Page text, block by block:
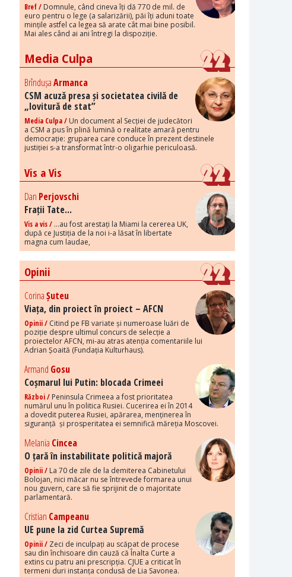
Bref / Domnule, când cineva îți dă 770 de mil. de
euro pentru o lege (a salarizării), păi îți aduni toate
mințile astfel ca legea să arate cât mai bine posibil.
Mai ales când ai ani întregi la dispoziție.
Media Culpa
BrîndușaArmanca
CSM acuză presa și societatea civilă de
„lovitură de stat”
Media Culpa / Un document al Secției de judecători
a CSM a pus în plină lumină o realitate amară pentru
democrație: gruparea care conduce în prezent destinele
justiției s-a transformat într-o oligarhie periculoasă.
Vis a Vis
Dan Perjovschi
Frații Tate...
Vis a vis / ...au fost arestați la Miami la cererea UK,
după ce Justiția de la noi i-a lăsat în libertate
magna cum laudae,
Opinii
CorinaȘuteu
Viața, din proiect în proiect – AFCN
Opinii / Citind pe FB variate și numeroase luări de
poziție despre ultimul concurs de selecție a
proiectelor AFCN, mi-au atras atenția comentariile lui
Adrian Șoaită (Fundația Kulturhaus).
Armand Gosu
Coșmarul lui Putin: blocada Crimeei
Război / Peninsula Crimeea a fost prioritatea
numărul unu în politica Rusiei. Cucerirea ei în 2014
a dovedit puterea Rusiei, apărarea, menținerea în
siguranță și prosperitatea ei semnifică măreția Moscovei.
Melania Cincea
O țară în instabilitate politică majoră
Opinii / La 70 de zile de la demiterea Cabinetului
Bolojan, nici măcar nu se întrevede formarea unui
nou guvern, care să fie sprijinit de o majoritate
parlamentară.
Cristian Campeanu
UE pune la zid Curtea Supremă
Opinii / Zeci de inculpați au scăpat de procese
sau din închisoare din cauză că Înalta Curte a
extins cu patru ani prescripția. CJUE a criticat în
termeni duri instanța condusă de Lia Savonea.